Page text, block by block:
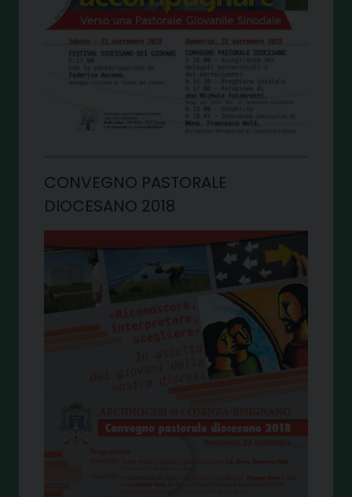
CONVEGNO PASTORALE
DIOCESANO 2018